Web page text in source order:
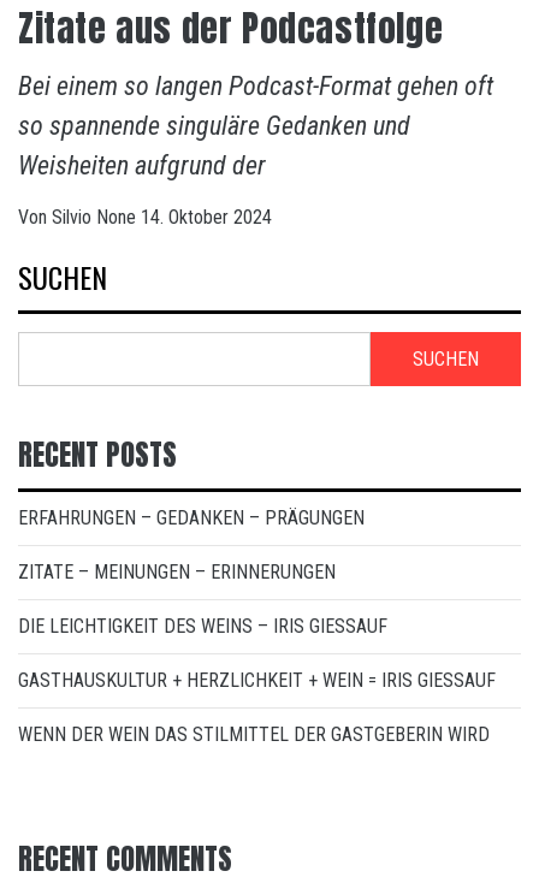
Zitate aus der Podcastfolge
Bei einem so langen Podcast-Format gehen oft
so spannende singuläre Gedanken und
Weisheiten aufgrund der
Von Silvio None 14. Oktober 2024
SUCHEN
SUCHEN
RECENT POSTS
ERFAHRUNGEN – GEDANKEN – PRÄGUNGEN
ZITATE – MEINUNGEN – ERINNERUNGEN
DIE LEICHTIGKEIT DES WEINS – IRIS GIESSAUF
GASTHAUSKULTUR + HERZLICHKEIT + WEIN = IRIS GIESSAUF
WENN DER WEIN DAS STILMITTEL DER GASTGEBERIN WIRD
RECENT COMMENTS